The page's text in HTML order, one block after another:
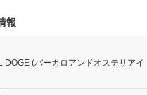
報
DOGE (バーカロアンドオステリアイ